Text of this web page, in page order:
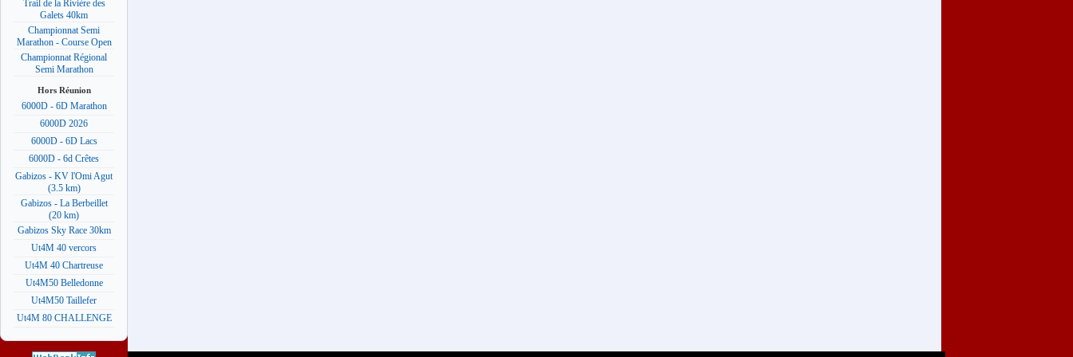
Trail de la Rivière des
Galets 40km
Championnat Semi
Marathon - Course Open
Championnat Régional
Semi Marathon
Hors Réunion
6000D - 6D Marathon
6000D 2026
6000D - 6D Lacs
6000D - 6d Crêtes
Gabizos - KV l'Omi Agut
(3.5 km)
Gabizos - La Berbeillet
(20 km)
Gabizos Sky Race 30km
Ut4M 40 vercors
Ut4M 40 Chartreuse
Ut4M50 Belledonne
Ut4M50 Taillefer
Ut4M 80 CHALLENGE